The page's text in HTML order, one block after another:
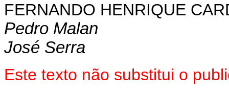
FERNANDO HENRIQUE
Pedro Malan
José Serra
Este texto não substitui o